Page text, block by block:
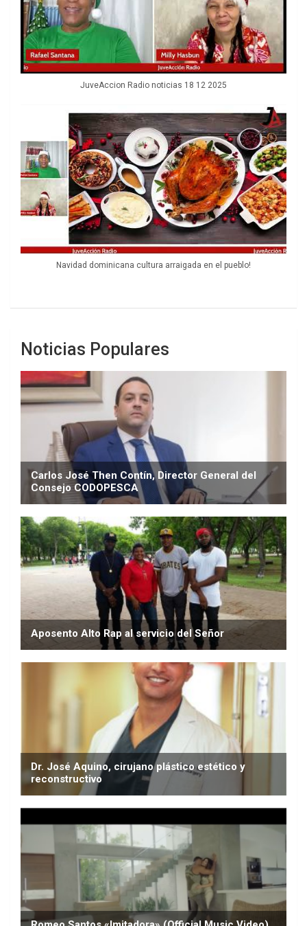
JuveAccion Radio noticias 18 12 2025
Navidad dominicana cultura arraigada en el pueblo!
Noticias Populares